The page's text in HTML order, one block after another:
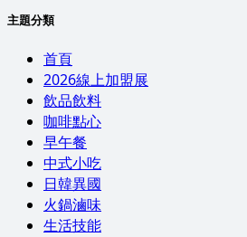
主題分類
首頁
2026線上加盟展
飲品飲料
咖啡點心
早午餐
中式小吃
日韓異國
火鍋滷味
生活技能